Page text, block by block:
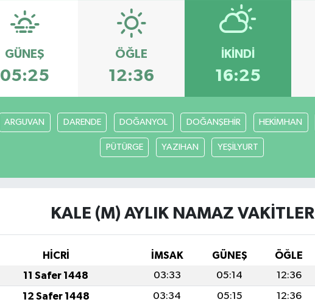
GÜNEŞ
05:25
ÖĞLE
12:36
İKINDI
16:25
ARGUVAN DARENDE DOĞANYOL DOĞANŞEHİR HEKİMHAN
PÜTÜRGE YAZIHAN YEŞİLYURT
KALE (M) AYLIK NAMAZ VAKITLERI
HİCRİ İMSAK GÜNEŞ ÖĞLE
11 Safer 1448 03:33 05:14 12:36
12 Safer 1448 03:34 05:15 12:36